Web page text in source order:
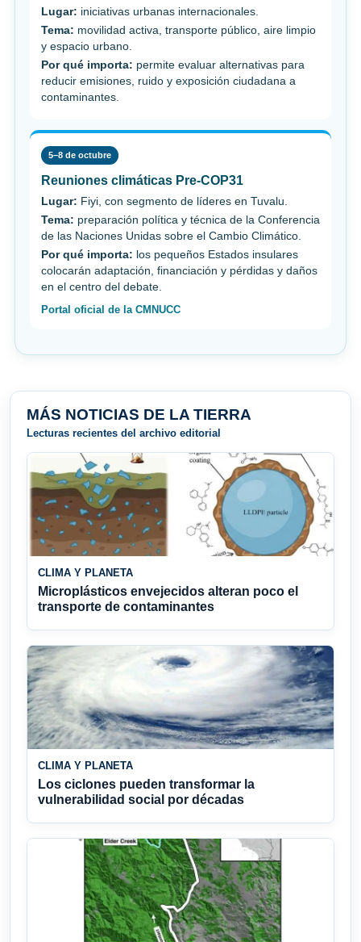
Lugar: iniciativas urbanas internacionales.
Tema: movilidad activa, transporte público, aire limpio
y espacio urbano.
Por qué importa: permite evaluar alternativas para
reducir emisiones, ruido y exposición ciudadana a
contaminantes.
5–8 de octubre
Reuniones climáticas Pre-COP31
Lugar: Fiyi, con segmento de líderes en Tuvalu.
Tema: preparación política y técnica de la Conferencia
de las Naciones Unidas sobre el Cambio Climático.
Por qué importa: los pequeños Estados insulares
colocarán adaptación, financiación y pérdidas y daños
en el centro del debate.
Portal oficial de la CMNUCC
MÁS NOTICIAS DE LA TIERRA
Lecturas recientes del archivo editorial
CLIMA Y PLANETA
Microplásticos envejecidos alteran poco el
transporte de contaminantes
CLIMA Y PLANETA
Los ciclones pueden transformar la
vulnerabilidad social por décadas